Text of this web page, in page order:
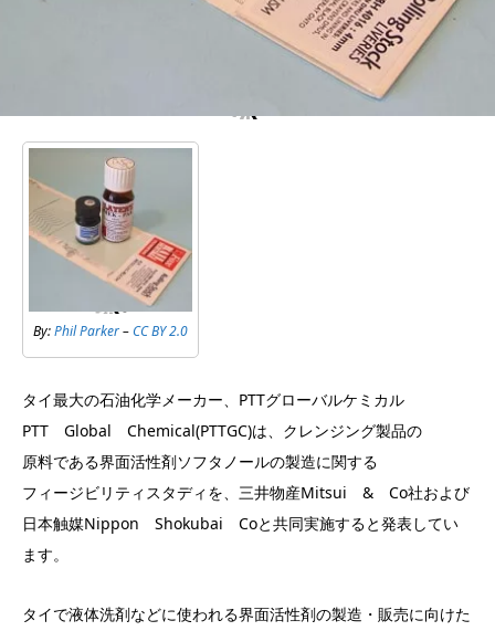
By:Phil Parker–CC BY 2.0
タイ最大の石油化学メーカー、PTTグローバルケミカル
PTT Global Chemical(PTTGC)は、クレンジング製品の
原料である界面活性剤ソフタノールの製造に関する
フィージビリティスタディを、三井物産Mitsui & Co社および
日本触媒Nippon Shokubai Coと共同実施すると発表してい
ます。
タイで液体洗剤などに使われる界面活性剤の製造・販売に向けた